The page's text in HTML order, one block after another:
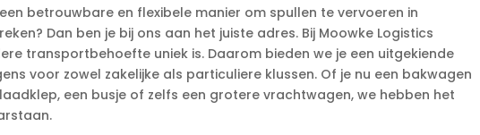
betrouwbare en flexibele manier om spullen te vervoeren in
Dan ben je bij ons aan het juiste adres.​ Bij Moowke Logistics
transportbehoefte uniek is.​ Daarom bieden we je een uitgekiende
voor zowel zakelijke als particuliere klussen.​ Of je nu een bakwagen
een busje of zelfs een grotere vrachtwagen, we hebben het